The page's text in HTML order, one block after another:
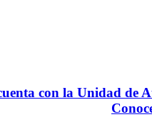
con la Unidad de